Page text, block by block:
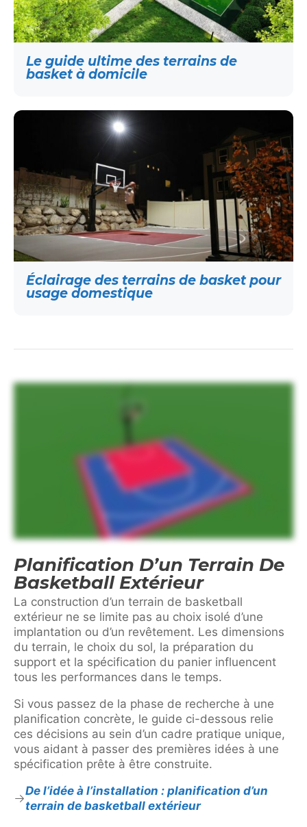
Le guide ultime des terrains de
basket à domicile
Éclairage des terrains de basket pour
usage domestique
Planification D’un Terrain De
Basketball Extérieur
La construction d’un terrain de basketball
extérieur ne se limite pas au choix isolé d’une
implantation ou d’un revêtement. Les dimensions
du terrain, le choix du sol, la préparation du
support et la spécification du panier influencent
tous les performances dans le temps.
Si vous passez de la phase de recherche à une
planification concrète, le guide ci-dessous relie
ces décisions au sein d’un cadre pratique unique,
vous aidant à passer des premières idées à une
spécification prête à être construite.
De l’idée à l’installation : planification d’un
terrain de basketball extérieur